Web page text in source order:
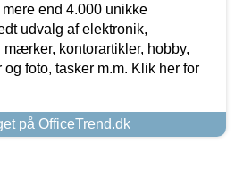
end 4.000 unikke
udvalg af elektronik,
kontorartikler, hobby,
foto, tasker m.m. Klik her for
på OfficeTrend.dk